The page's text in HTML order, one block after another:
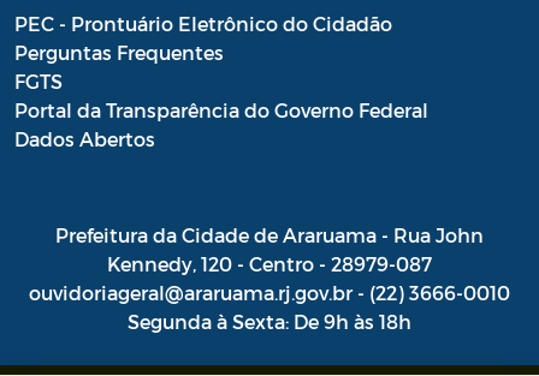
PEC - Prontuário Eletrônico do Cidadão
Perguntas Frequentes
FGTS
Portal da Transparência do Governo Federal
Dados Abertos
Prefeitura da Cidade de Araruama - Rua John
Kennedy, 120 - Centro - 28979-087
ouvidoriageral@araruama.rj.gov.br - (22) 3666-0010
Segunda à Sexta: De 9h às 18h